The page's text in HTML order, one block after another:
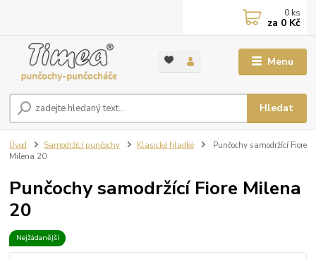
Menu
Hledat
0 ks
za 0 Kč
Úvod Samodržící punčochy Klasické hladké
Punčochy samodržící Fiore
Milena 20
Punčochy samodržící Fiore Milena
20
Nejžádanější